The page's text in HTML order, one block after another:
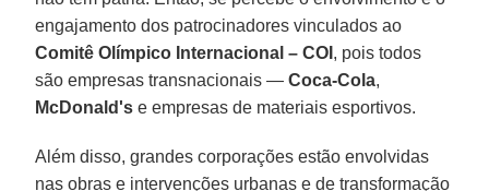
engajamento dos patrocinadores vinculados ao
Comitê Olímpico Internacional – COI , pois todos
são empresas transnacionais —Coca-Cola,
McDonald's e empresas de materiais esportivos.
Além disso, grandes corporações estão envolvidas
nas obras e intervenções urbanas e de transformação